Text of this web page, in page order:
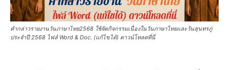
คำกล่าวรายงานวันภาษาไทย2568 ใช้จัดกิจกรรมเนื่องในวันภาษาไทยและวันสุนทรภู่
ประจำปี 2568 ไฟล์ Word & Doc. (แก้ไขได้) ดาวน์โหลดที่นี่